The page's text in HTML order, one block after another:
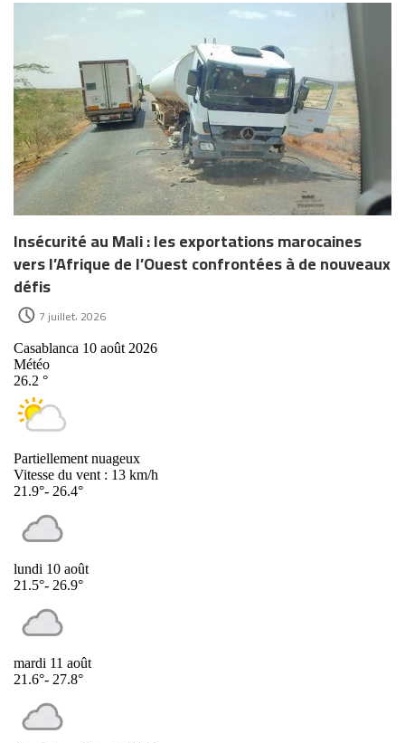
Insécurité au Mali : les exportations marocaines
vers l’Afrique de l’Ouest confrontées à de nouveaux
défis
7 juillet، 2026